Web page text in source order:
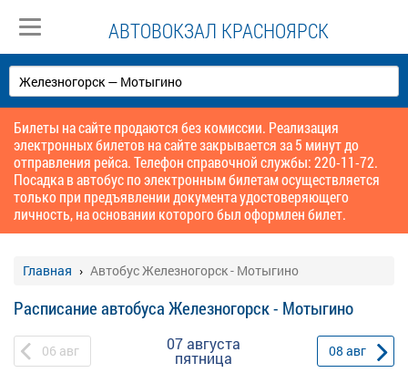
АВТОВОКЗАЛ КРАСНОЯРСК
Билеты на сайте продаются без комиссии. Реализация
электронных билетов на сайте закрывается за 5 минут до
отправления рейса. Телефон справочной службы: 220-11-72.
Посадка в автобус по электронным билетам осуществляется
только при предъявлении документа удостоверяющего
личность, на основании которого был оформлен билет.
Главная Автобус Железногорск - Мотыгино
Расписание автобуса Железногорск - Мотыгино
06 авг 07 августа
пятница 08 авг